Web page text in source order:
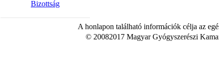
A honlapon található információk célja az
© 20082017 Magyar Gyógyszerészi